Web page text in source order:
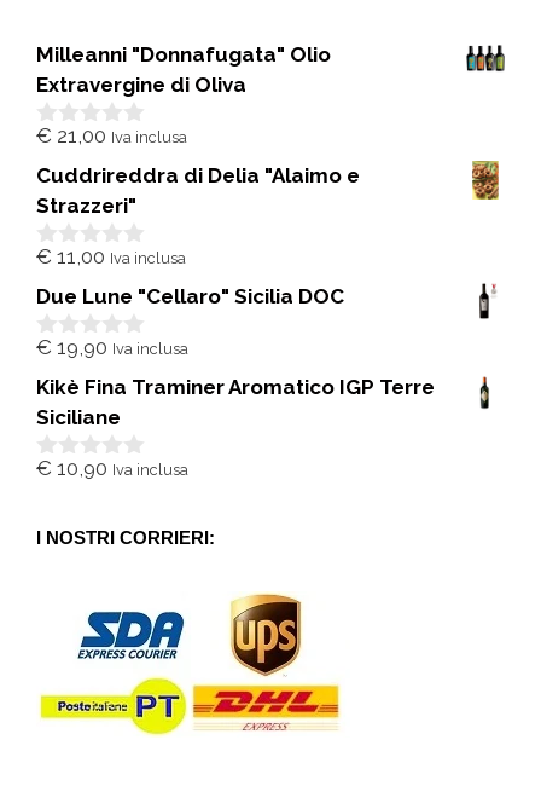
Milleanni "Donnafugata" Olio
Extravergine di Oliva
0
u
5
€ 21,00 Iva inclusa
Cuddrireddra di Delia "Alaimo e
Strazzeri"
0
u
5
€ 11,00 Iva inclusa
Due Lune "Cellaro" Sicilia DOC
0
u
5
€ 19,90 Iva inclusa
Kikè Fina Traminer Aromatico IGP Terre
Siciliane
0
5
€ 10,90 Iva inclusa
I NOSTRI CORRIERI: